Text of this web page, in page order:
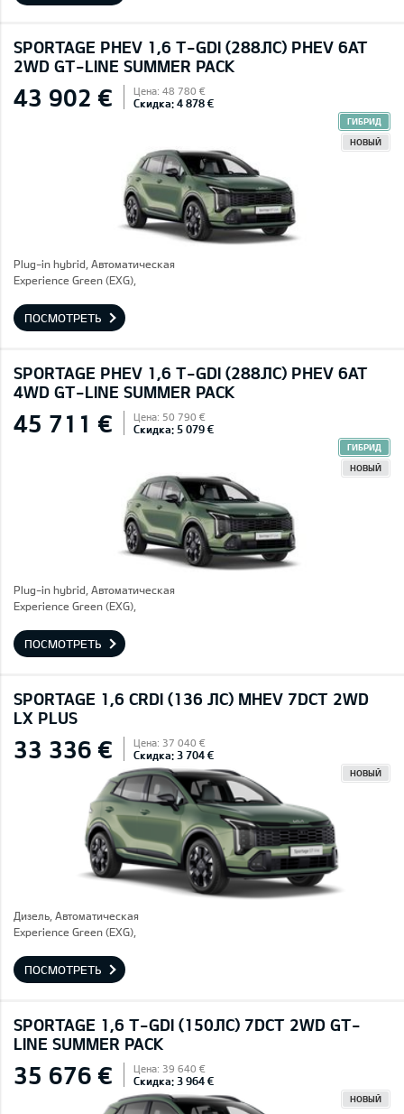
SPORTAGE PHEV 1,6 T-GDI (288ЛС) PHEV 6AT
2WD GT-LINE SUMMER PACK
43 902 € Цена: 48 780 €
Скидка: 4 878 €
ГИБРИД
НОВЫЙ
Plug-in hybrid, Автоматическая
Experience Green (EXG),
ПОСМОТРЕТЬ
SPORTAGE PHEV 1,6 T-GDI (288ЛС) PHEV 6AT
4WD GT-LINE SUMMER PACK
45 711 € Цена: 50 790 €
Скидка: 5 079 €
ГИБРИД
НОВЫЙ
Plug-in hybrid, Автоматическая
Experience Green (EXG),
ПОСМОТРЕТЬ
SPORTAGE 1,6 CRDI (136 ЛС) MHEV 7DCT 2WD
LX PLUS
33 336 € Цена: 37 040 €
Скидка: 3 704 €
НОВЫЙ
Дизель, Автоматическая
Experience Green (EXG),
ПОСМОТРЕТЬ
SPORTAGE 1,6 T-GDI (150ЛС) 7DCT 2WD GT-
LINE SUMMER PACK
35 676 € Цена: 39 640 €
Скидка: 3 964 €
НОВЫЙ